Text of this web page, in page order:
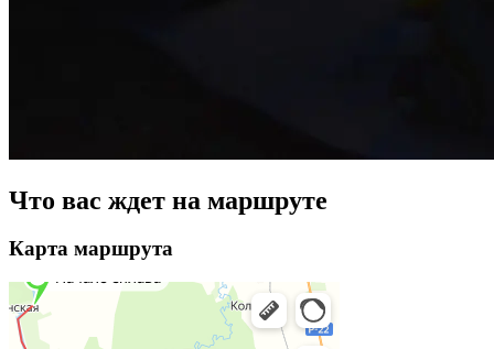
Что вас ждет на маршруте
Карта маршрута